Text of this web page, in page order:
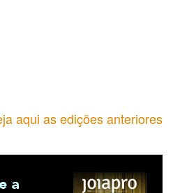
aqui as edições anteriores